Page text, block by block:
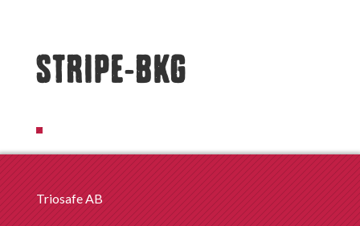
STRIPE-BKG
Triosafe AB